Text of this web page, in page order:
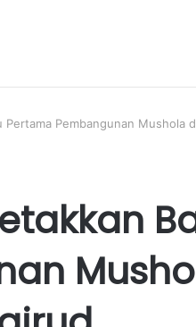
Pembangunan Mushola